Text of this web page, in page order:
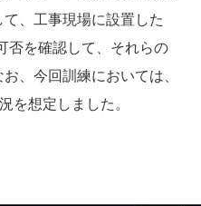
、工事現場に設置した
否を確認して、それらの
、今回訓練においては、
を想定しました。